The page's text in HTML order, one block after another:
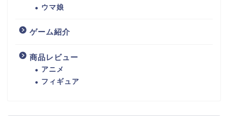
ウマ娘
ゲーム紹介
商品レビュー
アニメ
フィギュア